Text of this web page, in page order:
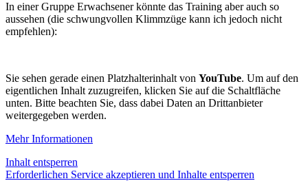
In einer Gruppe Erwachsener könnte das Training aber auch so
aussehen (die schwungvollen Klimmzüge kann ich jedoch nicht
empfehlen):
Sie sehen gerade einen Platzhalterinhalt von YouTube. Um auf den
eigentlichen Inhalt zuzugreifen, klicken Sie auf die Schaltfläche
unten. Bitte beachten Sie, dass dabei Daten an Drittanbieter
weitergegeben werden.
Mehr Informationen
Inhalt entsperren
Erforderlichen Service akzeptieren und Inhalte entsperren